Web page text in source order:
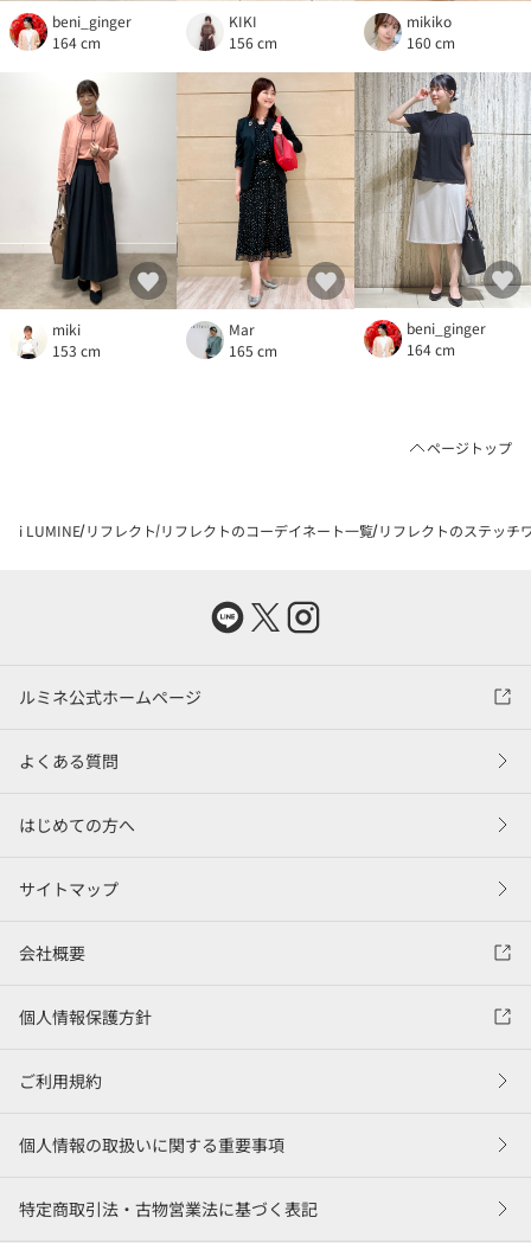
beni_ginger
164 cm
KIKI
156 cm
mikiko
160 cm
miki
153 cm
Mar
165 cm
beni_ginger
164 cm
ページトップ
i LUMINE リフレクト リフレクトのコーデイネート一覧 リフレクトのステッチ
ルミネ公式ホームページ
よくある質問
はじめての方へ
サイトマップ
会社概要
個人情報保護方針
ご利用規約
個人情報の取扱いに関する重要事項
特定商取引法・古物営業法に基づく表記